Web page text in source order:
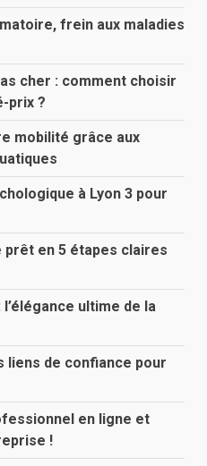
frein aux maladies
cher : comment choisir
prix ?
mobilité grâce aux
à Lyon 3 pour
prêt en 5 étapes claires
ultime de la
liens de confiance pour
en ligne et
!